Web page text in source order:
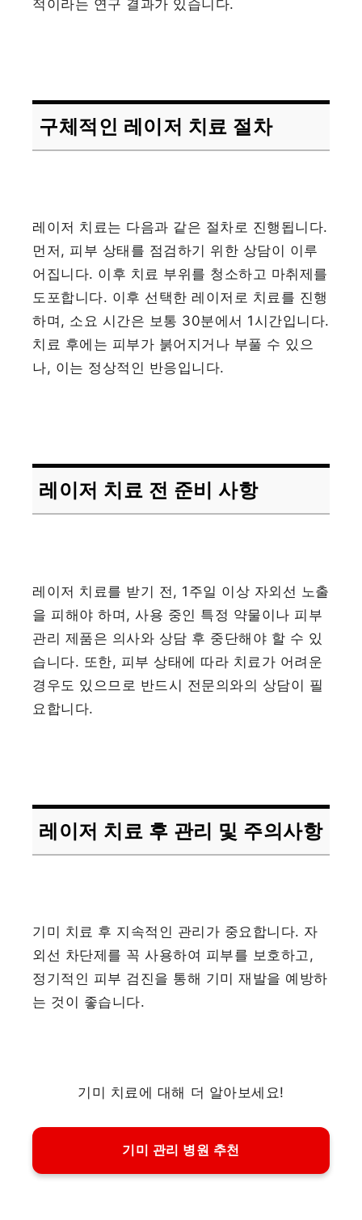
적이라는 연구 결과가 있습니다.
구체적인 레이저 치료 절차
레이저 치료는 다음과 같은 절차로 진행됩니다.
먼저, 피부 상태를 점검하기 위한 상담이 이루
어집니다. 이후 치료 부위를 청소하고 마취제를
도포합니다. 이후 선택한 레이저로 치료를 진행
하며, 소요 시간은 보통 30분에서 1시간입니다.
치료 후에는 피부가 붉어지거나 부풀 수 있으
나, 이는 정상적인 반응입니다.
레이저 치료 전 준비 사항
레이저 치료를 받기 전, 1주일 이상 자외선 노출
을 피해야 하며, 사용 중인 특정 약물이나 피부
관리 제품은 의사와 상담 후 중단해야 할 수 있
습니다. 또한, 피부 상태에 따라 치료가 어려운
경우도 있으므로 반드시 전문의와의 상담이 필
요합니다.
레이저 치료 후 관리 및 주의사항
기미 치료 후 지속적인 관리가 중요합니다. 자
외선 차단제를 꼭 사용하여 피부를 보호하고,
정기적인 피부 검진을 통해 기미 재발을 예방하
는 것이 좋습니다.
기미 치료에 대해 더 알아보세요!
기미 관리 병원 추천